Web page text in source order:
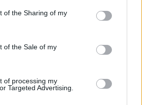
of the Sharing of my
of the Sale of my
of processing my
Targeted Advertising.
που έγινε Τροία για τον
το Game of Thrones και
κλιπ ... της Βανδή
και το Game of Thrones μέχρι
Christopher Nolan, το οχυρωμένο χωριό